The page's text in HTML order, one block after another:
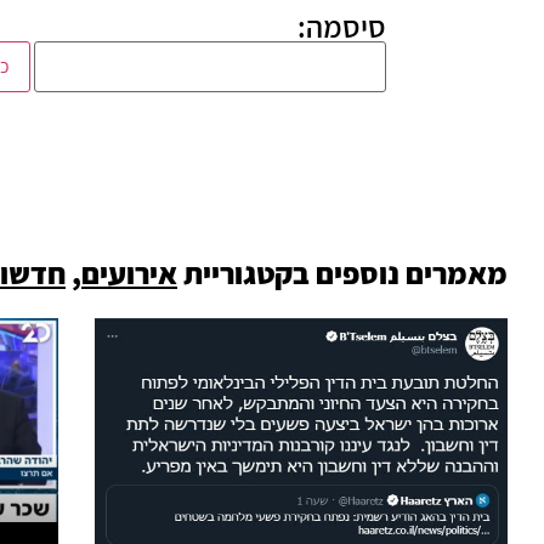
סיסמה:
מאמרים נוספים בקטגורייתאירועים,